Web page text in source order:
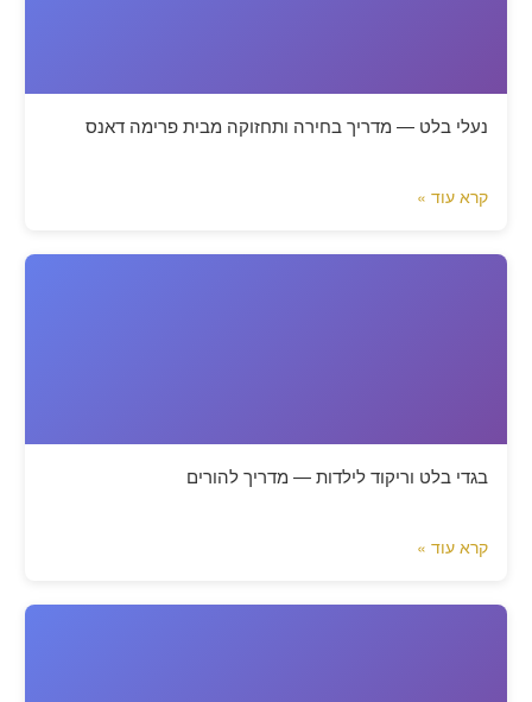
נעלי בלט — מדריך בחירה ותחזוקה מבית פרימה דאנס
קרא עוד »
בגדי בלט וריקוד לילדות — מדריך להורים
קרא עוד »